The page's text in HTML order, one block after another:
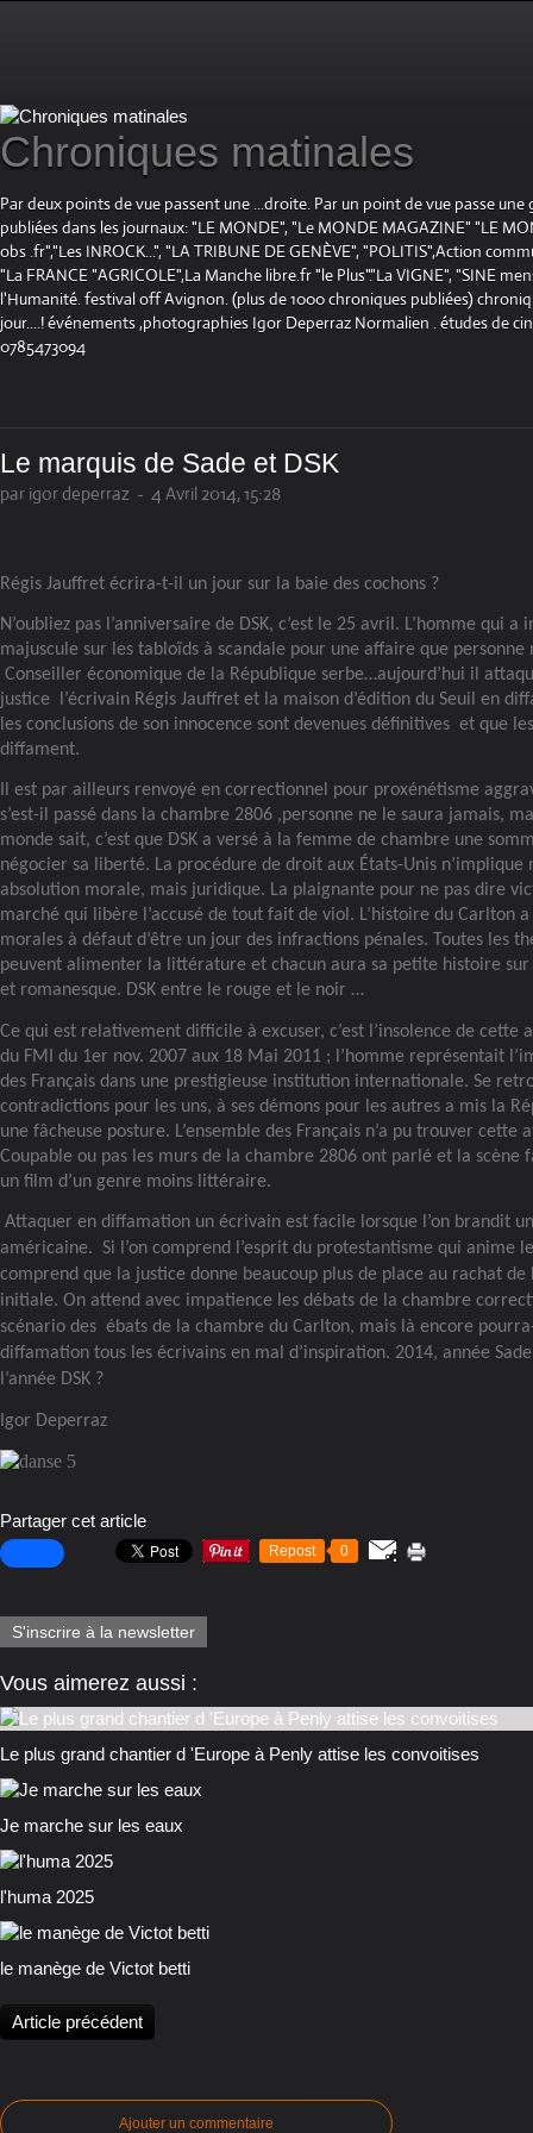
Chroniques matinales
Par deux points de vue passent une ...droite. Par un point de vue passe
publiées dans les journaux: "LE MONDE", "Le MONDE MAGAZINE" "LE
obs .fr","Les INROCK...", "LA TRIBUNE DE GENÈVE", "POLITIS",Action
"La FRANCE "AGRICOLE",La Manche libre.fr "le Plus"."La VIGNE", "SINE
l'Humanité. festival off Avignon. (plus de 1000 chroniques publiées)
jour....! événements ,photographies Igor Deperraz Normalien . études de
0785473094
Le marquis de Sade et DSK
par igor deperraz - 4 Avril 2014, 15:28
Régis Jauffret écrira-t-il un jour sur la baie des cochons ?
N’oubliez pas l’anniversaire de DSK, c’est le 25 avril. L’homme qui a
majuscule sur les tabloïds à scandale pour une affaire que personne
Conseiller économique de la République serbe…aujourd’hui il
justice
l’écrivain Régis Jauffret et la maison d’édition du Seuil en
les conclusions de son innocence sont devenues définitives et que
diffament.
Il est par ailleurs renvoyé en correctionnel pour proxénétisme
s’est-il passé dans la chambre 2806 ,personne ne le saura jamais,
monde sait, c’est que DSK a versé à la femme de chambre une
négocier sa liberté. La procédure de droit aux États-Unis n’implique
absolution morale, mais juridique. La plaignante pour ne pas dire
marché qui libère l’accusé de tout fait de viol. L’histoire du Carlton
morales à défaut d’être un jour des infractions pénales. Toutes les
peuvent alimenter la littérature et chacun aura sa petite histoire
et romanesque. DSK entre le rouge et le noir …
Ce qui est relativement difficile à excuser, c’est l’insolence de cette
du FMI du 1er nov. 2007 aux 18 Mai 2011 ; l’homme représentait
des Français dans une prestigieuse institution internationale. Se
contradictions pour les uns, à ses démons pour les autres a mis la
une fâcheuse posture. L’ensemble des Français n’a pu trouver
Coupable ou pas les murs de la chambre 2806 ont parlé et la scène
un film d’un genre moins littéraire.
Attaquer en diffamation un écrivain est facile lorsque l’on brandit
américaine. Si l’on comprend l’esprit du protestantisme qui anime
comprend que la justice donne beaucoup plus de place au rachat de
initiale. On attend avec impatience les débats de la chambre
scénario des ébats de la chambre du Carlton, mais là encore
diffamation tous les écrivains en mal d’inspiration. 2014, année
l’année DSK ?
Igor Deperraz
Partager cet article
Repost 0
S'inscrire à la newsletter
Vous aimerez aussi :
Le plus grand chantier d 'Europe à Penly attise les convoitises
Je marche sur les eaux
l'huma 2025
le manège de Victot betti
Article précédent
Ajouter un commentaire